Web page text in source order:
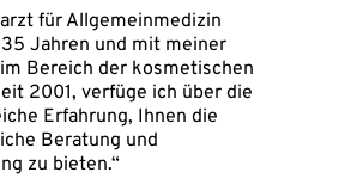
für Allgemeinmedizin
Jahren und mit meiner
Bereich der kosmetischen
2001, verfüge ich über die
Erfahrung, Ihnen die
Beratung und
zu bieten.“